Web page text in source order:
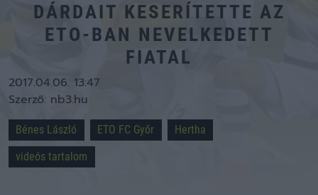
DÁRDAIT KESERÍTETTE AZ
ETO-BAN NEVELKEDETT
FIATAL
2017.04.06. 13:47
Szerző: nb3.hu
Bénes László ETO FC Győr
Hertha
videós tartalom